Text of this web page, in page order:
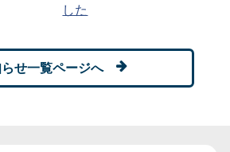
した
せ一覧ページへ